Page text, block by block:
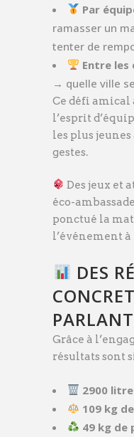
Par
ramasser un
tenter de
Entre les
→ quelle ville
Ce défi amical
l’esprit
les plus
gestes.
Des jeux et
éco-
ponctué la
l’événement
DES
Grâce à
résultats sont
2900
109 kg
49 kg de